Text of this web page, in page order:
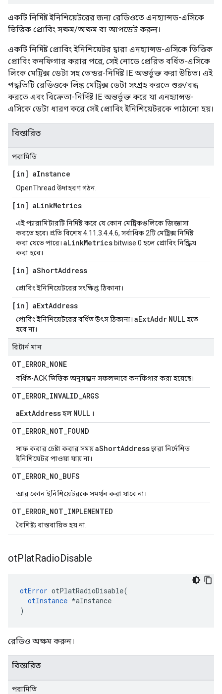
একটি নির্দিষ্ট ইনিশিয়েটরের জন্য রেডিওতে এনহ্যান্সড-এসিকে
ভিত্তিক প্রোবিং সক্ষম/অক্ষম বা আপডেট করুন।
একটি নির্দিষ্ট প্রোবিং ইনিশিয়েটর দ্বারা এনহ্যান্সড-এসিকে ভিত্তিক
প্রোবিং কনফিগার করার পরে, সেই নোডে প্রেরিত বর্ধিত-এসিকে
লিংক মেট্রিক্স ডেটা সহ ভেন্ডর-নির্দিষ্ট IE অন্তর্ভুক্ত করা উচিত। এই
পদ্ধতিটি রেডিওকে লিঙ্ক মেট্রিক্স ডেটা সংগ্রহ করতে শুরু/বন্ধ
করতে এবং বিক্রেতা-নির্দিষ্ট IE অন্তর্ভুক্ত করে যা এনহ্যান্সড-
এসিকে ডেটা ধারণ করে সেই প্রোবিং ইনিশিয়েটরকে পাঠানো হয়।
বিস্তারিত
পরামিতি
[in] aInstance
OpenThread উদাহরণ গঠন.
[in] aLinkMetrics
এই প্যারামিটারটি নির্দিষ্ট করে যে কোন মেট্রিকগুলিকে জিজ্ঞাসা
করতে হবে৷ প্রতি বিশেষ 4.11.3.4.4.6, সর্বাধিক 2টি মেট্রিক্স নির্দিষ্ট
করা যেতে পারে। aLinkMetrics bitwise 0 হলে প্রোবিং নিষ্ক্রিয়
করা হবে।
[in] aShortAddress
প্রোবিং ইনিশিয়েটরের সংক্ষিপ্ত ঠিকানা।
[in] aExtAddress
প্রোবিং ইনিশিয়েটরের বর্ধিত উৎস ঠিকানা। aExtAddr NULLহতে
হবে না।
রিটার্ন মান
OT_ERROR_NONE
বর্ধিত-ACK ভিত্তিক অনুসন্ধান সফলভাবে কনফিগার করা হয়েছে।
OT_ERROR_INVALID_ARGS
aExtAddressহল NULL ।
OT_ERROR_NOT_FOUND
সাফ করার চেষ্টা করার সময়aShortAddressদ্বারা নির্দেশিত
ইনিশিয়েটর পাওয়া যায় না।
OT_ERROR_NO_BUFS
আর কোন ইনিশিয়েটরকে সমর্থন করা যাবে না।
OT_ERROR_NOT_IMPLEMENTED
বৈশিষ্ট্য বাস্তবায়িত হয় না.
otPlatRadioDisable
otError otPlatRadioDisable(
otInstance *aInstance
)
রেডিও অক্ষম করুন।
বিস্তারিত
পরামিতি